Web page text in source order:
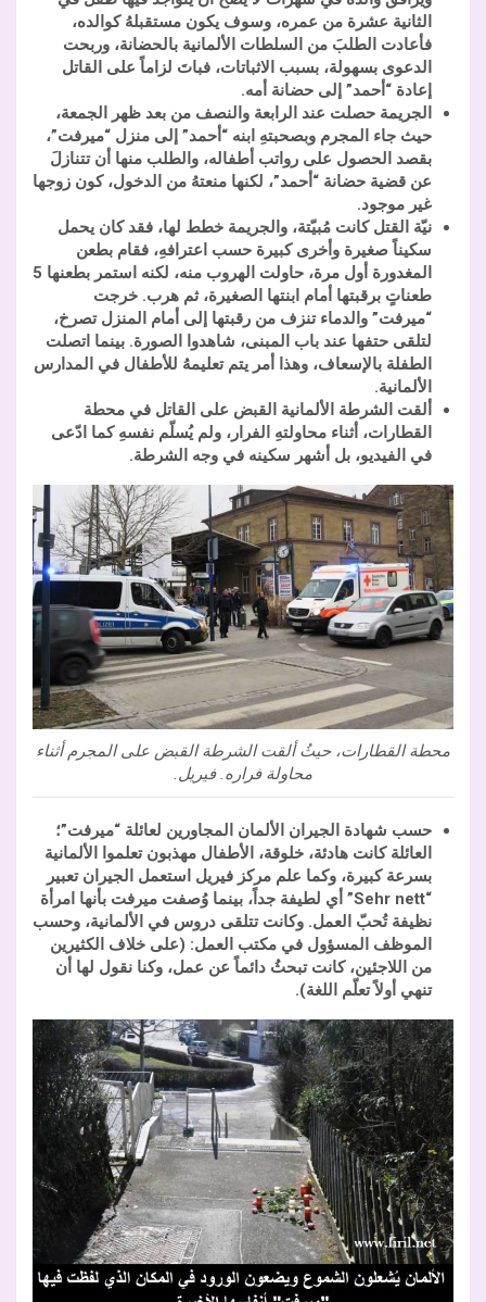
الثانية عشرة من عمره، وسوف يكون مستقبلهُ كوالده،
فأعادت الطلبَ من السلطات الألمانية بالحضانة، وربحت
الدعوى بسهولة، بسبب الاثباتات، فباتَ لزاماً على القاتل
إعادة “أحمد” إلى حضانة أمه.
الجريمة حصلت عند الرابعة والنصف من بعد ظهر الجمعة،
حيث جاء المجرم وبصحبتهِ ابنه “أحمد” إلى منزل “ميرفت”،
بقصد الحصول على رواتب أطفاله، والطلب منها أن تتنازلَ
عن قضية حضانة “أحمد”، لكنها منعتهُ من الدخول، كون زوجها
غير موجود.
نيّة القتل كانت مُبيّتة، والجريمة خطط لها، فقد كان يحمل
سكيناً صغيرة وأخرى كبيرة حسب اعترافهِ، فقام بطعن
المغدورة أول مرة، حاولت الهروب منه، لكنه استمر بطعنها 5
طعناتٍ برقبتها أمام ابنتها الصغيرة، ثم هرب. خرجت
“ميرفت” والدماء تنزف من رقبتها إلى أمام المنزل تصرخ،
لتلقى حتفها عند باب المبنى، شاهدوا الصورة. بينما اتصلت
الطفلة بالإسعاف، وهذا أمر يتم تعليمهُ للأطفال في المدارس
الألمانية.
ألقت الشرطة الألمانية القبض على القاتل في محطة
القطارات، أثناء محاولتهِ الفرار، ولم يُسلّم نفسهِ كما ادّعى
في الفيديو، بل أشهر سكينه في وجه الشرطة.
محطة القطارات، حيثُ ألقت الشرطة القبض على المجرم أثناء
محاولة فراره. فيريل.
حسب شهادة الجيران الألمان المجاورين لعائلة “ميرفت”؛
العائلة كانت هادئة، خلوقة، الأطفال مهذبون تعلموا الألمانية
بسرعة كبيرة، وكما علم مركز فيريل استعمل الجيران تعبير
“
Sehr nett” أي لطيفة جداً، بينما وُصفت ميرفت بأنها امرأة
نظيفة تُحبّ العمل. وكانت تتلقى دروس في الألمانية، وحسب
الموظف المسؤول في مكتب العمل: (على خلاف الكثيرين
من اللاجئين، كانت تبحثُ دائماً عن عمل، وكنا نقول لها أن
تنهي أولاً تعلّم اللغة).